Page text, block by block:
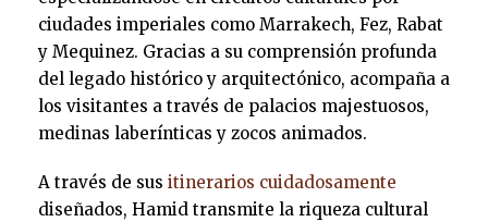
ciudades imperiales como Marrakech, Fez, Rabat
y Mequinez. Gracias a su comprensión profunda
del legado histórico y arquitectónico, acompaña a
los visitantes a través de palacios majestuosos,
medinas laberínticas y zocos animados.
A través de sus itinerarios cuidadosamente
diseñados, Hamid transmite la riqueza cultural